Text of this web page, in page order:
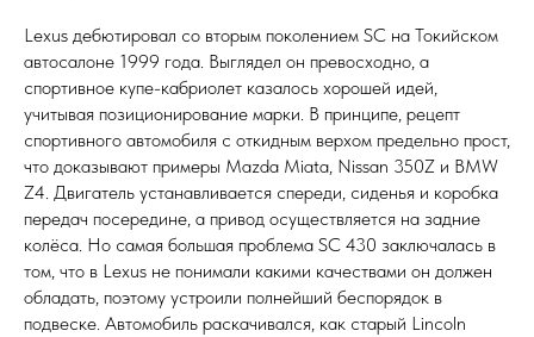
Lexus дебютировал со вторым поколением SC на Токийском
автосалоне 1999 года. Выглядел он превосходно, а
спортивное купе-кабриолет казалось хорошей идей,
учитывая позиционирование марки. В принципе, рецепт
спортивного автомобиля с откидным верхом предельно прост,
что доказывают примеры Mazda Miata, Nissan 350Z и BMW
Z4. Двигатель устанавливается спереди, сиденья и коробка
передач посередине, а привод осуществляется на задние
колёса. Но самая большая проблема SC 430 заключалась в
том, что в Lexus не понимали какими качествами он должен
обладать, поэтому устроили полнейший беспорядок в
подвеске. Автомобиль раскачивался, как старый Lincoln